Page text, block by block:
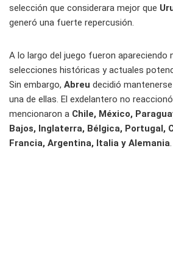
selección que considerara mejor que
generó una fuerte repercusión.
A lo largo del juego fueron apareciendo
selecciones históricas y actuales
Sin embargo, Abreu decidió
una de ellas. El exdelantero no
mencionaron a Chile, México,
Bajos, Inglaterra, Bélgica, Portugal,
Francia, Argentina, Italia y Alemania.